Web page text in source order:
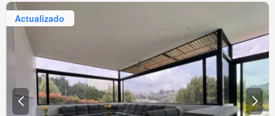
Actualizado